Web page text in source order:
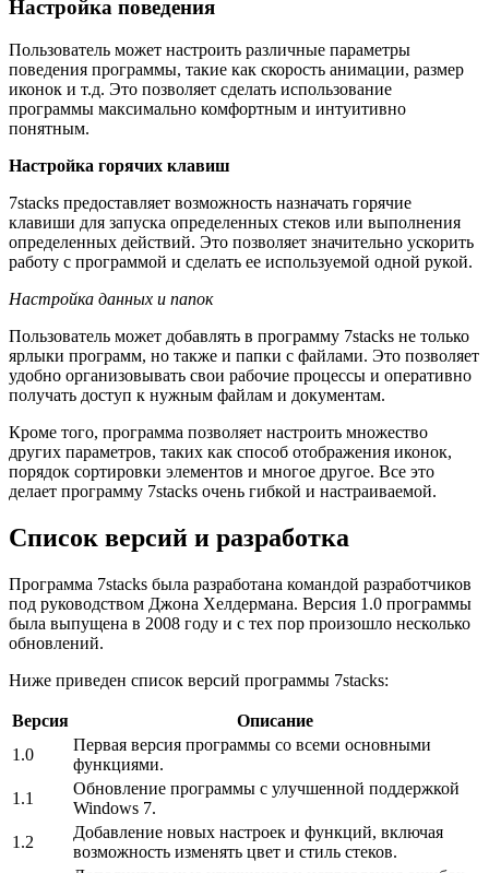
Настройка поведения
Пользователь может настроить различные параметры
поведения программы, такие как скорость анимации, размер
иконок и т.д. Это позволяет сделать использование
программы максимально комфортным и интуитивно
понятным.
Настройка горячих клавиш
7stacks предоставляет возможность назначать горячие
клавиши для запуска определенных стеков или выполнения
определенных действий. Это позволяет значительно ускорить
работу с программой и сделать ее используемой одной рукой.
Настройка данных и папок
Пользователь может добавлять в программу 7stacks не только
ярлыки программ, но также и папки с файлами. Это позволяет
удобно организовывать свои рабочие процессы и оперативно
получать доступ к нужным файлам и документам.
Кроме того, программа позволяет настроить множество
других параметров, таких как способ отображения иконок,
порядок сортировки элементов и многое другое. Все это
делает программу 7stacks очень гибкой и настраиваемой.
Список версий и разработка
Программа 7stacks была разработана командой разработчиков
под руководством Джона Хелдермана. Версия 1.0 программы
была выпущена в 2008 году и с тех пор произошло несколько
обновлений.
Ниже приведен список версий программы 7stacks:
Версия
Описание
1.0
Первая версия программы со всеми основными
функциями.
1.1
Обновление программы с улучшенной поддержкой
Windows 7.
1.2
Добавление новых настроек и функций, включая
возможность изменять цвет и стиль стеков.